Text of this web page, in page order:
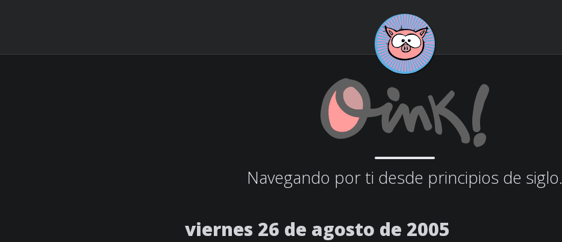
Navegando por ti desde principios de siglo.
viernes 26 de agosto de 2005